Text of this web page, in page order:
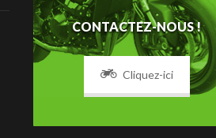
CONTACTEZ-NOUS !
Cliquez-ici